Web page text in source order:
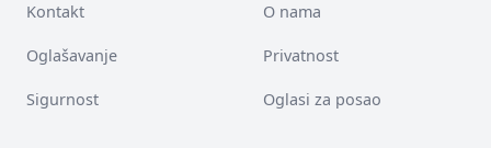
Kontakt O nama
Oglašavanje Privatnost
Sigurnost Oglasi za posao